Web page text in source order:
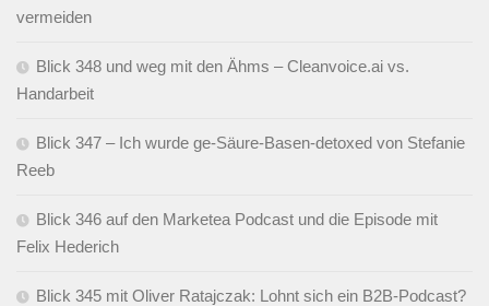
vermeiden
Blick 348 und weg mit den Ähms – Cleanvoice.ai vs.
Handarbeit
Blick 347 – Ich wurde ge-Säure-Basen-detoxed von Stefanie
Reeb
Blick 346 auf den Marketea Podcast und die Episode mit
Felix Hederich
Blick 345 mit Oliver Ratajczak: Lohnt sich ein B2B-Podcast?